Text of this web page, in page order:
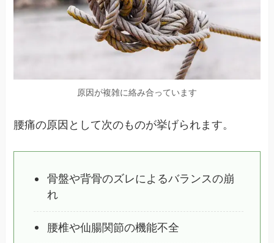
原因が複雑に絡み合っています
腰痛の原因として次のものが挙げられます。
骨盤や背骨のズレによるバランスの崩
れ
腰椎や仙腸関節の機能不全